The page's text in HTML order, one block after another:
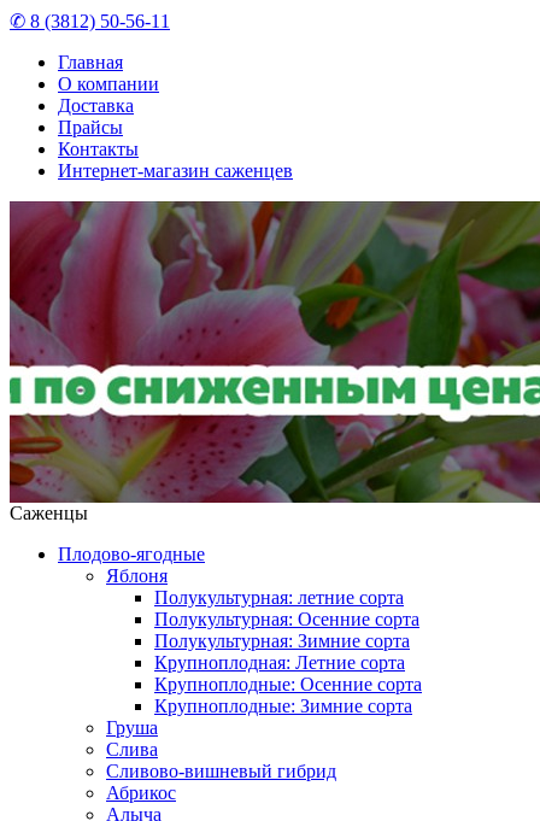
✆ 8 (3812) 50-56-11
Главная
О компании
Доставка
Прайсы
Контакты
Интернет-магазин саженцев
Саженцы
Плодово-ягодные
Яблоня
Полукультурная: летние сорта
Полукультурная: Осенние сорта
Полукультурная: Зимние сорта
Крупноплодная: Летние сорта
Крупноплодные: Осенние сорта
Крупноплодные: Зимние сорта
Груша
Слива
Сливово-вишневый гибрид
Абрикос
Алыча